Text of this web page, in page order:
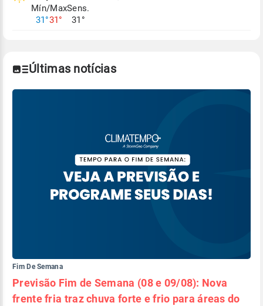
Mín/Max
31°31°
Sens.
31°
Últimas notícias
Fim De Semana
Previsão Fim de Semana (08 e 09/08): Nova
frente fria traz chuva forte e frio para áreas do